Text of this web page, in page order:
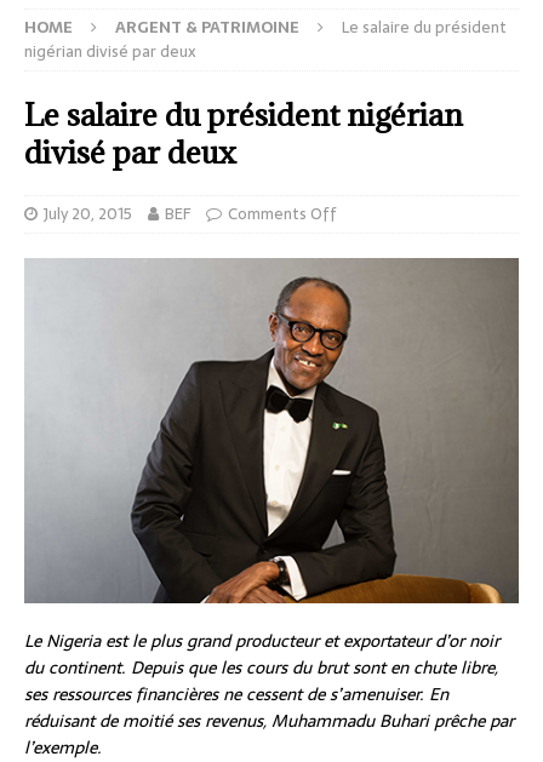
HOME ARGENT & PATRIMOINE
Le salaire du président
nigérian divisé par deux
Le salaire du président nigérian
divisé par deux
July 20, 2015 BEF Comments Off
Le Nigeria est le plus grand producteur et exportateur d’or noir
du continent. Depuis que les cours du brut sont en chute libre,
ses ressources financières ne cessent de s’amenuiser. En
réduisant de moitié ses revenus, Muhammadu Buhari prêche par
l’exemple.